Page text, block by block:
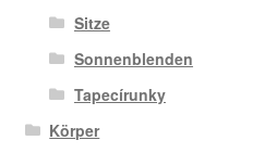
Sitze
Sonnenblenden
Tapecírunky
Körper